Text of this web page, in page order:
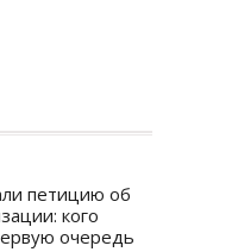
петицию об
кого
очередь